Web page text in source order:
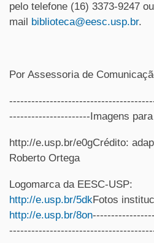
pelo telefone (16) 3373-9247
mail biblioteca@eesc.usp.br.
Por Assessoria de
----------------------Imagens para
http://e.usp.br/e0gCrédito:
Roberto Ortega
Logomarca da EESC-USP:
http://e.usp.br/5dkFotos
http://e.usp.br/8on